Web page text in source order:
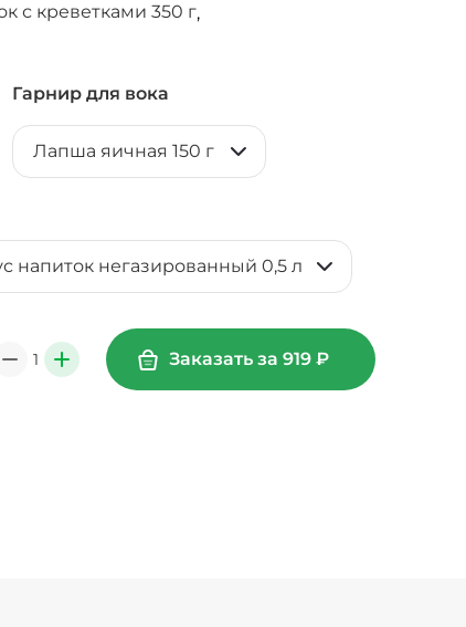
с креветками 350 г,
Гарнир для вока
Лапша яичная 150 г
напиток негазированный 0,5 л
1 + Заказать за 919 ₽